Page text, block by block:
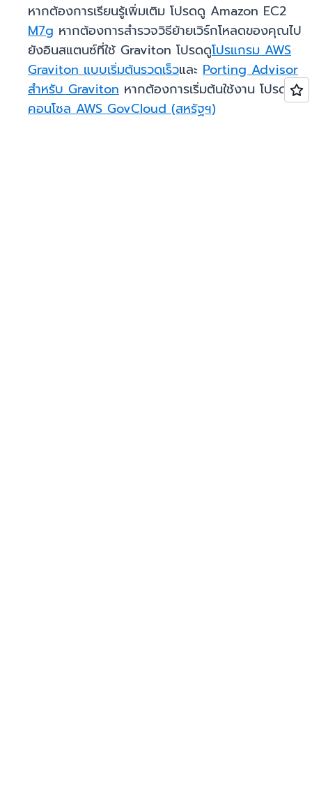
หากต้องการเรียนรู้เพิ่มเติม โปรดดู Amazon EC2
M7g หากต้องการสำรวจวิธีย้ายเวิร์กโหลดของคุณไป
ยังอินสแตนซ์ที่ใช้ Graviton โปรดดูโปรแกรม AWS
Graviton แบบเริ่มต้นรวดเร็วและ Porting Advisor
สำหรับ Graviton หากต้องการเริ่มต้นใช้งาน โปรดดู
คอนโซล AWS GovCloud (สหรัฐฯ)